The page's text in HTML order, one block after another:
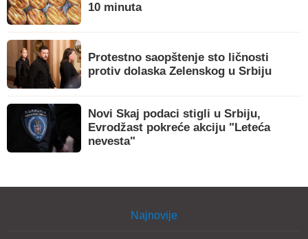
10 minuta
Protestno saopštenje sto ličnosti
protiv dolaska Zelenskog u Srbiju
Novi Skaj podaci stigli u Srbiju,
Evrodžast pokreće akciju "Leteća
nevesta"
Najnovije